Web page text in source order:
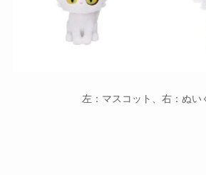
左：マスコット、右：ぬい